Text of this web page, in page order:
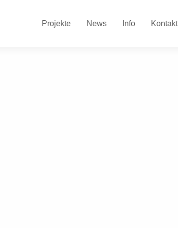
Projekte News Info Kontakt